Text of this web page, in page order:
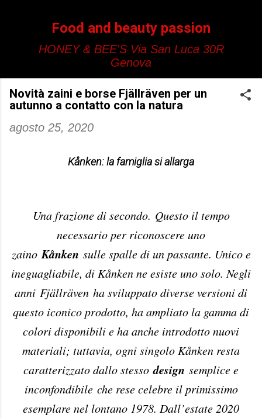
Food and beauty passion
HONEY & BEE'S Via San Luca 30R
Genova
Novità zaini e borse Fjällräven per un
autunno a contatto con la natura
agosto 25, 2020
Kånken: la famiglia si allarga
Una frazione di secondo. Questo il tempo
necessario per riconoscere uno
zaino Kånken sulle spalle di un passante. Unico e
ineguagliabile, di Kånken ne esiste uno solo. Negli
anni Fjällräven ha sviluppato diverse versioni di
questo iconico prodotto, ha ampliato la gamma di
colori disponibili e ha anche introdotto nuovi
materiali; tuttavia, ogni singolo Kånken resta
caratterizzato dallo stessodesign semplice e
inconfondibile che rese celebre il primissimo
esemplare nel lontano 1978. Dall’estate 2020